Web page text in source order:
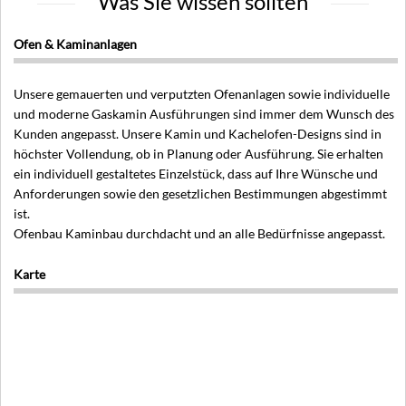
Ofen & Kaminanlagen
Unsere gemauerten und verputzten Ofenanlagen sowie individuelle
und moderne Gaskamin Ausführungen sind immer dem Wunsch des
Kunden angepasst. Unsere Kamin und Kachelofen-Designs sind in
höchster Vollendung, ob in Planung oder Ausführung. Sie erhalten
ein individuell gestaltetes Einzelstück, dass auf Ihre Wünsche und
Anforderungen sowie den gesetzlichen Bestimmungen abgestimmt
ist.
Ofenbau Kaminbau durchdacht und an alle Bedürfnisse angepasst.
Karte